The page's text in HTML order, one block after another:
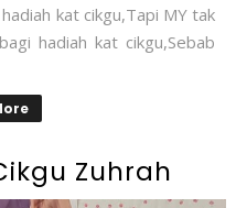
kat cikgu,Tapi MY tak
hadiah kat cikgu,Sebab
Zuhrah